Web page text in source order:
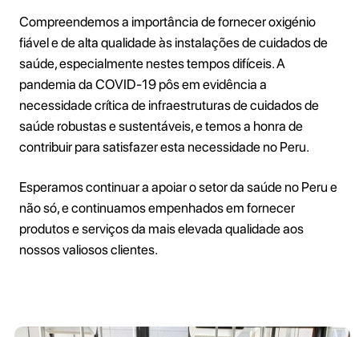
Compreendemos a importância de fornecer oxigénio
fiável e de alta qualidade às instalações de cuidados de
saúde, especialmente nestes tempos difíceis. A
pandemia da COVID-19 pôs em evidência a
necessidade crítica de infraestruturas de cuidados de
saúde robustas e sustentáveis, e temos a honra de
contribuir para satisfazer esta necessidade no Peru.
Esperamos continuar a apoiar o setor da saúde no Peru e
não só, e continuamos empenhados em fornecer
produtos e serviços da mais elevada qualidade aos
nossos valiosos clientes.